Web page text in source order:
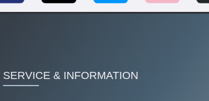
SERVICE & INFORMATION